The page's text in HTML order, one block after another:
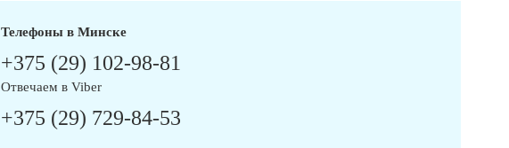
Телефоны в Минске
+375 (29) 102-98-81
Отвечаем в Viber
+375 (29) 729-84-53